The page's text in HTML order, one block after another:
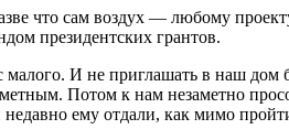
что сам воздух — любому
президентских грантов.
И не приглашать в наш
Потом к нам незаметно
ему отдали, как мимо